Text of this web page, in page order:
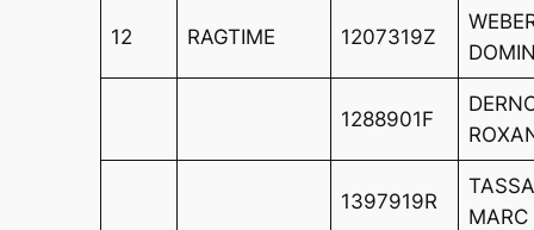
12 RAGTIME 1207319Z
1288901F
1397919R
MARC